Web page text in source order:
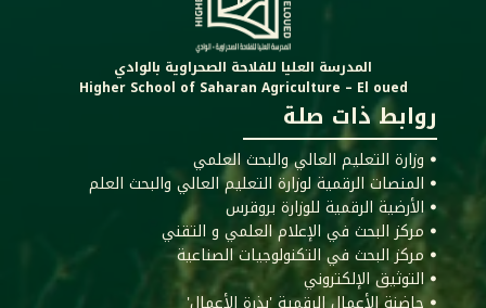
المدرسة العليا للفلاحة الصحراوية بالوادي
Higher School of Saharan Agriculture – El oued
روابط ذات صلة
ꔷ وزارة التعليم العالي والبحث العلمي
ꔷ المنصات الرقمية لوزارة التعليم العالي والبحث العلم
ꔷ الأرضية الرقمية للوزارة بروقرس
ꔷ مركز البحث في الإعلام العلمي و التقني
ꔷ مركز البحث في التكنولوجيات الصناعية
ꔷ التوثيق الإلكتروني